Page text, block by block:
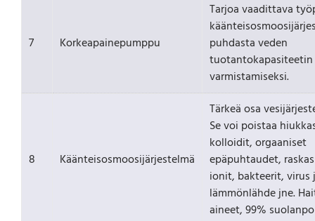
7 Korkeapainepumppu
Tarjoa vaadittava
puhdasta veden
tuotantokapasiteetin
varmistamiseksi.
8 Käänteisosmoosijärjestelmä
Tärkeä osa
Se voi poistaa
kolloidit, orgaaniset
epäpuhtaudet,
ionit, bakteerit, virus
lämmönlähde jne.
aineet, 99%